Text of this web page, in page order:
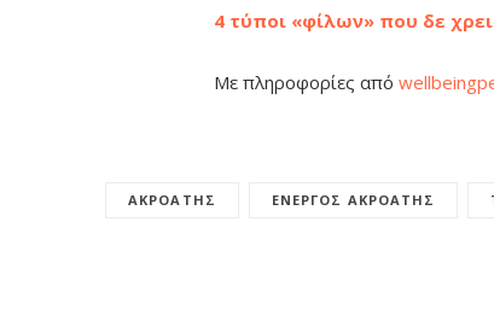
4 τύποι «φίλων» που δε
Με πληροφορίες από
ΑΚΡΟΑΤΉΣ ΕΝΕΡΓΌΣ ΑΚΡΟΑΤΉΣ